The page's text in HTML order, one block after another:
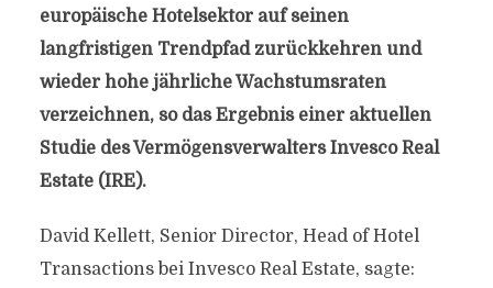
europäische Hotelsektor auf seinen
langfristigen Trendpfad zurückkehren und
wieder hohe jährliche Wachstumsraten
verzeichnen, so das Ergebnis einer aktuellen
Studie des Vermögensverwalters Invesco Real
Estate (IRE).
David Kellett, Senior Director, Head of Hotel
Transactions bei Invesco Real Estate, sagte: